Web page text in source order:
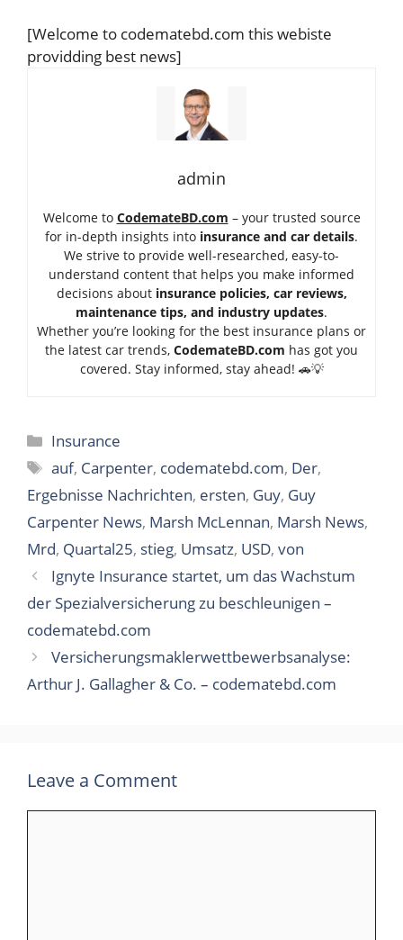
[Welcome to codematebd.com this webiste
providding best news]
admin
Welcome to CodemateBD.com – your trusted source
for in-depth insights into insurance and car details.
We strive to provide well-researched, easy-to-
understand content that helps you make informed
decisions about insurance policies, car reviews,
maintenance tips, and industry updates.
Whether you’re looking for the best insurance plans or
the latest car trends, CodemateBD.com has got you
covered. Stay informed, stay ahead! 🚗💡
Categories
Insurance
Tags
auf, Carpenter, codematebd.com, Der,
Ergebnisse Nachrichten, ersten, Guy, Guy
Carpenter News, Marsh McLennan, Marsh News,
Mrd, Quartal25, stieg, Umsatz, USD, von
Ignyte Insurance startet, um das Wachstum
der Spezialversicherung zu beschleunigen –
codematebd.com
Versicherungsmaklerwettbewerbsanalyse:
Arthur J. Gallagher & Co. – codematebd.com
Leave a Comment